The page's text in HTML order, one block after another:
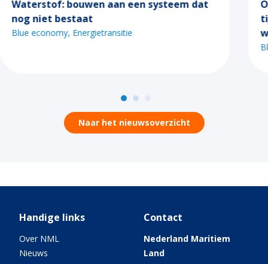
Ontdek de mogelijkheden van Call 2
tijdens een van de Maritiem Masterplan
webinars
Naar het nieuwsoverzicht
Handige links
Over NML
Nieuws
Contact
Nederland Maritiem
Land